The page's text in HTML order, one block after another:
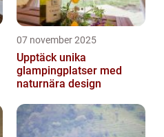
07 november 2025
Upptäck unika
glampingplatser med
naturnära design